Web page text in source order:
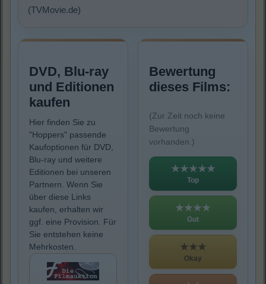
(TVMovie.de)
DVD, Blu-ray
und Editionen
kaufen
Hier finden Sie zu
"Hoppers" passende
Kaufoptionen für DVD,
Blu-ray und weitere
Editionen bei unseren
Partnern. Wenn Sie
über diese Links
kaufen, erhalten wir
ggf. eine Provision. Für
Sie entstehen keine
Mehrkosten.
Bewertung
dieses Films:
(Zur Zeit noch keine
Bewertung
vorhanden.)
★★★★★
Top
★★★★
Gut
★★★
Okay